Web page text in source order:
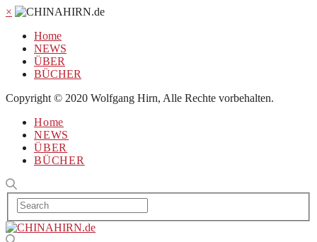
×
Home
NEWS
ÜBER
BÜCHER
Copyright © 2020 Wolfgang Hirn, Alle Rechte vorbehalten.
Home
NEWS
ÜBER
BÜCHER